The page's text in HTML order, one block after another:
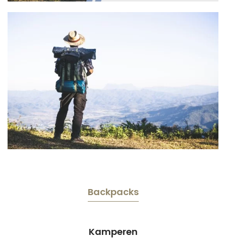
Backpacks
Kamperen